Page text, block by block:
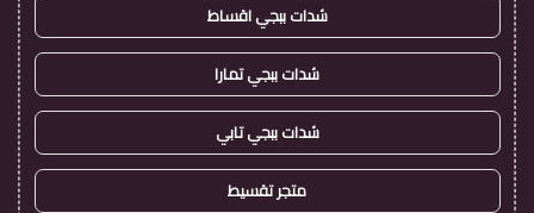
شدات ببجي اقساط
شدات ببجي تمارا
شدات ببجي تابي
متجر تقسيط